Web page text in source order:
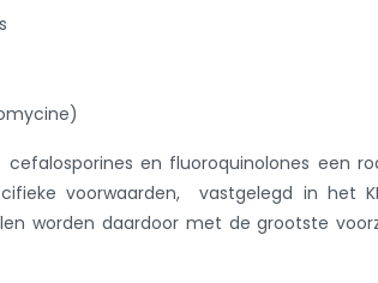
en fluoroquinolones een
voorwaarden, vastgelegd in het
worden daardoor met de grootste